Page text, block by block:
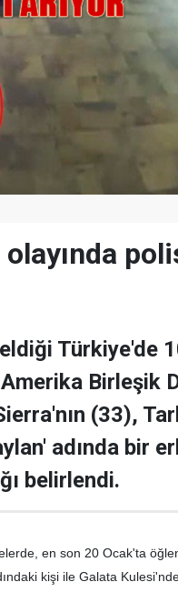
Türkiye'de
Birleşik
(33),
adında bir
belirlendi.
en son 20 Ocak'ta
kişi ile Galata